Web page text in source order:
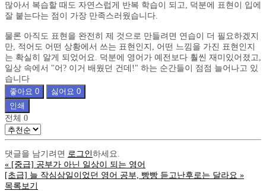
많아서 복습할 때도 자연스럽게 반복 학습이 되고, 덕분에 표현이 입에
잘 붙는다는 점이 가장 만족스러웠습니다.
물론 아직도 표현을 완전히 제 것으로 만들려면 연습이 더 필요하겠지
만, 적어도 어떤 상황에서 쓰는 표현인지, 어떤 느낌을 가진 표현인지
는 확실히 알게 되었어요. 덕분에 영어가 예전보다 훨씬 재미있어졌고,
일상 속에서 "어? 이거 배웠던 건데!" 하는 순간들이 점점 늘어나고 있
습니다
좋아요 0 싫어요 0
인쇄
전체 0
댓글을 남기려면 로그인하세요.
« [중급] 공부가 아닌 일상이 되는 영어
[초급] 늘 작심삼일이었던 영어 공부, 빵빵 듣고난후로는 달라요 »
목록보기